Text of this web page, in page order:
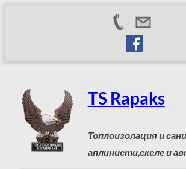
TS Rapaks
Топлоизолация и
аплинисти,скеле и